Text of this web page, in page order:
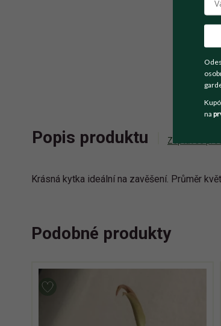
Popis produktu Zeptat se
Krásná kytka ideální na zavěšení. Průměr
Podobné produkty
na